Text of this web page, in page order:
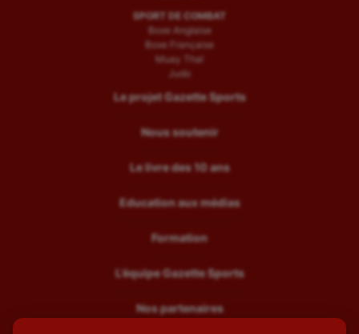
SPORT DE COMBAT
Boxe Anglaise
Boxe Française
Muay Thaï
Judo
Le projet Gazette Sports
Nous soutenir
Le livre des 10 ans
Education aux médias
Formation
L’équipe Gazette Sports
Nos partenaires